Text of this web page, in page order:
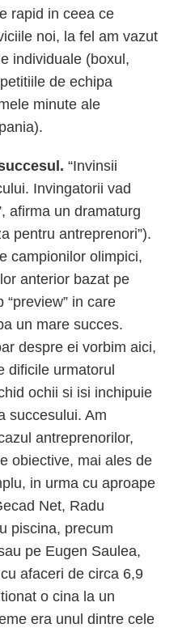
rapid in ceea ce
noi, la fel am vazut
individuale (boxul,
de echipa
minute ale
“Invinsii
Invingatorii vad
afirma un dramaturg
pentru antreprenori”).
campionilor olimpici,
anterior bazat pe
in care
un mare succes.
despre ei vorbim aici,
dificile urmatorul
ochii si isi inchipuie
succesului. Am
antreprenorilor,
obiective, mai ales de
in urma cu aproape
Net, Radu
piscina, precum
pe Eugen Saulea,
afaceri de circa 6,9
o cina la un
era unul dintre cele